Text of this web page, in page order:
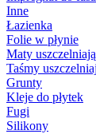
Inne
Łazienka
Folie w płynie
Maty
Taśmy
Grunty
Kleje do płytek
Fugi
Silikony